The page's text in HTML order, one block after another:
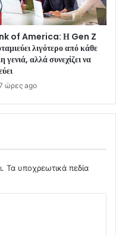
of America: Η Gen Z
λιγότερο από κάθε
γενιά, αλλά συνεχίζει να
ώρες ago
Τα υποχρεωτικά πεδία